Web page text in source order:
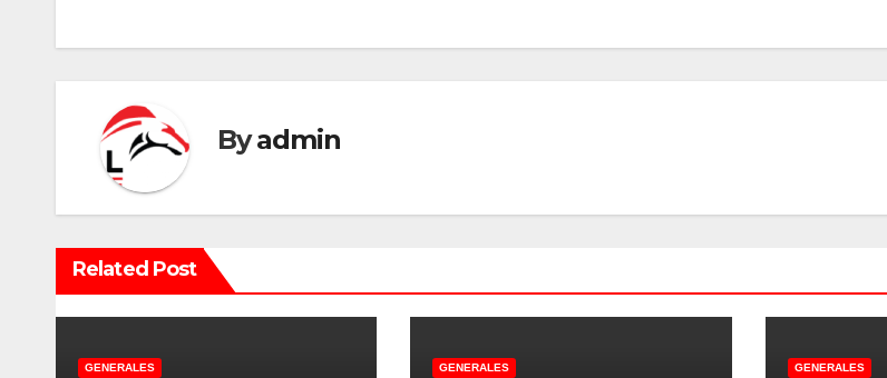
e
g
a
c
i
ó
Byadmin
Related Post
GENERALES GENERALES GENERALES